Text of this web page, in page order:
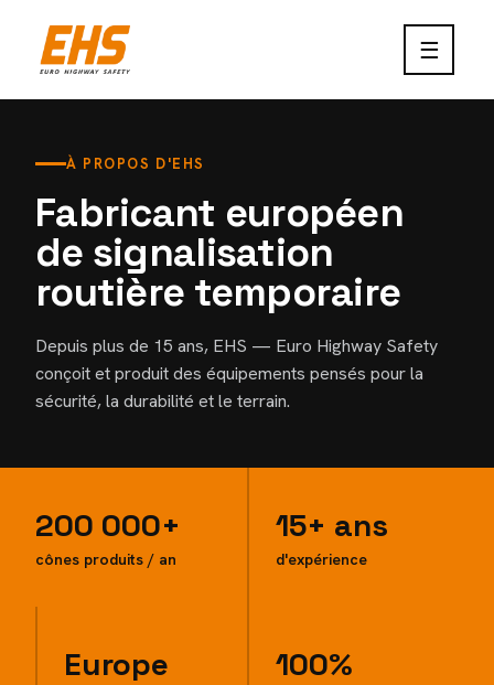
☰
À PROPOS D'EHS
Fabricant européen
de signalisation
routière temporaire
Depuis plus de 15 ans, EHS — Euro Highway Safety
conçoit et produit des équipements pensés pour la
sécurité, la durabilité et le terrain.
200 000+
cônes produits / an
15+ ans
d'expérience
Europe 100%